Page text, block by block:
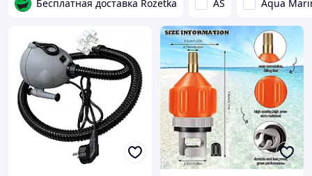
Бесплатная доставка Rozetka AS Aqua